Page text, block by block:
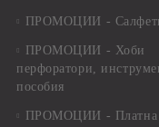
ПРОМОЦИИ -
ПРОМОЦИИ - Хоби
перфоратори,
пособия
ПРОМОЦИИ - Платна